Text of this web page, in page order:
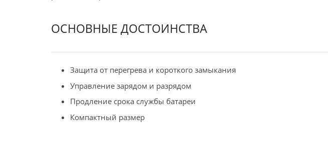
ОСНОВНЫЕ ДОСТОИНСТВА
Защита от перегрева и короткого замыкания
Управление зарядом и разрядом
Продление срока службы батареи
Компактный размер